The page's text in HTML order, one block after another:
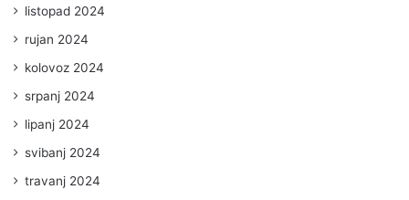
listopad 2024
rujan 2024
kolovoz 2024
srpanj 2024
lipanj 2024
svibanj 2024
travanj 2024